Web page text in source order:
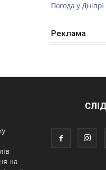
Погода у Дніпрі
Реклама
на